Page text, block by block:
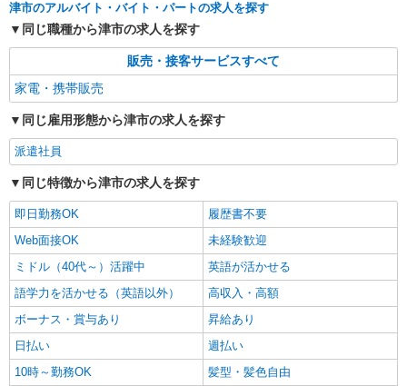
津市のアルバイト・バイト・パートの求人を探す
同じ職種から津市の求人を探す
販売・接客サービスすべて
家電・携帯販売
同じ雇用形態から津市の求人を探す
派遣社員
同じ特徴から津市の求人を探す
即日勤務OK
履歴書不要
Web面接OK
未経験歓迎
ミドル（40代～）活躍中
英語が活かせる
語学力を活かせる（英語以外）
高収入・高額
ボーナス・賞与あり
昇給あり
日払い
週払い
10時～勤務OK
髪型・髪色自由